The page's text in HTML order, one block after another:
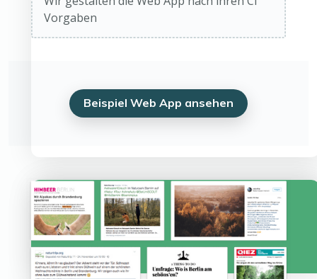
Vorgaben
Beispiel Web App ansehen